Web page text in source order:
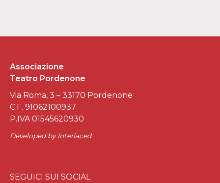
Associazione
Teatro Pordenone
Via Roma, 3 – 33170 Pordenone
C.F. 91062100937
P.IVA 01545620930
Developed byInterlaced
SEGUICI SUI SOCIAL